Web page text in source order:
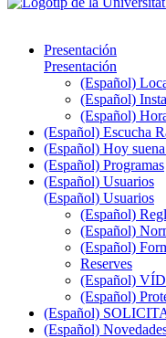
Presentación
Presentación
(Español)
(Español)
(Español)
(Español) Escucha
(Español) Hoy
(Español) Programas
(Español) Usuarios
(Español) Usuarios
(Español)
(Español)
(Español)
Reserves
(Español)
(Español)
(Español)
(Español)